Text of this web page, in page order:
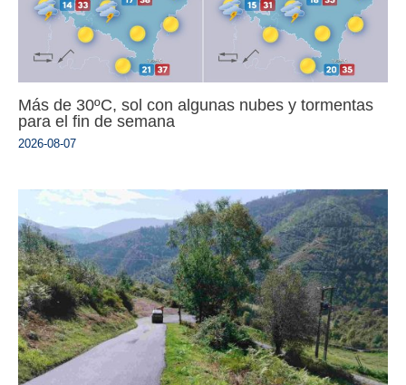
Más de 30ºC, sol con algunas nubes y tormentas
para el fin de semana
2026-08-07